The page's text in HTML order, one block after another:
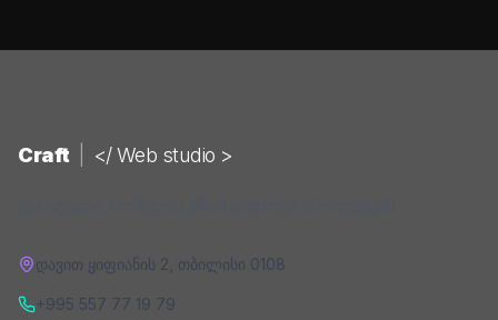
Craft </ Web studio >
დავით ყიფიანის 2 თბილისი 0108
+995 557 77 19 79